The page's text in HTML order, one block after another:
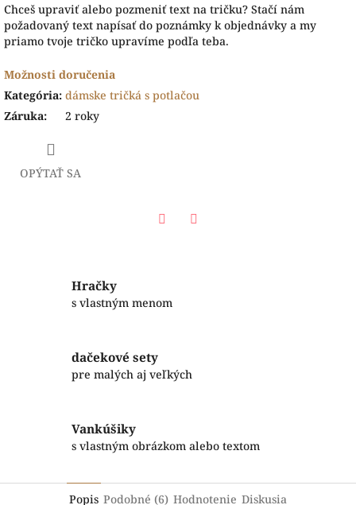
Chceš upraviť alebo pozmeniť text na tričku? Stačí nám
požadovaný text napísať do poznámky k objednávky a my
priamo tvoje tričko upravíme podľa teba.
Možnosti doručenia
Kategória: dámske tričká s potlačou
Záruka: 2 roky
OPÝTAŤ SA
Hračky
s vlastným menom
dačekové sety
pre malých aj veľkých
Vankúšiky
s vlastným obrázkom alebo textom
Popis Podobné (6) Hodnotenie Diskusia